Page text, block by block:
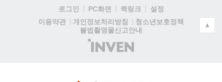
로그인 PC화면 퀵링크
설정
이용약관
개인정보처리방침
청소년보호정책
불법촬영물신고안내
(주)
인
▲